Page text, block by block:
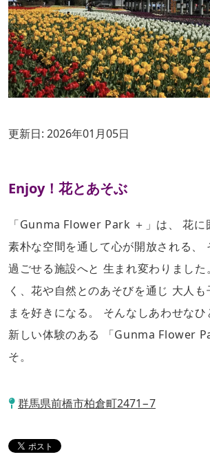
更新日: 2026年01月05日
Enjoy！花とあそぶ
「Gunma Flower Park ＋」は、 花に
素朴な空間を通して心が開放される、
過ごせる施設へと 生まれ変わりました
く、花や自然とのあそびを通じ 大人
まを好きになる。 そんなしあわせなひ
新しい体験のある 「Gunma Flower
そ。
群馬県前橋市柏倉町2471−7